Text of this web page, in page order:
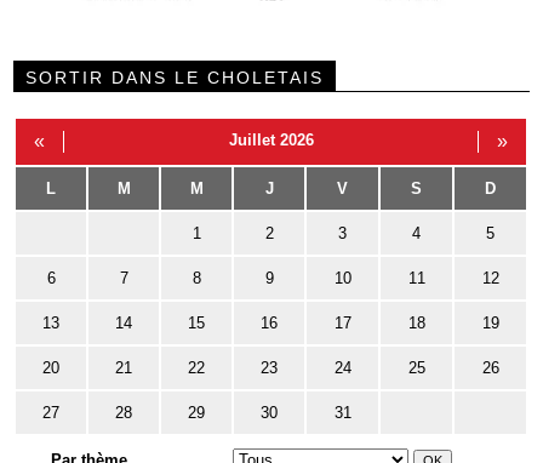
SORTIR DANS LE CHOLETAIS
« Juillet 2026 »
L M M J V S D
1 2 3 4 5
6 7 8 9 10 11 12
13 14 15 16 17 18 19
20 21 22 23 24 25 26
27 28 29 30 31